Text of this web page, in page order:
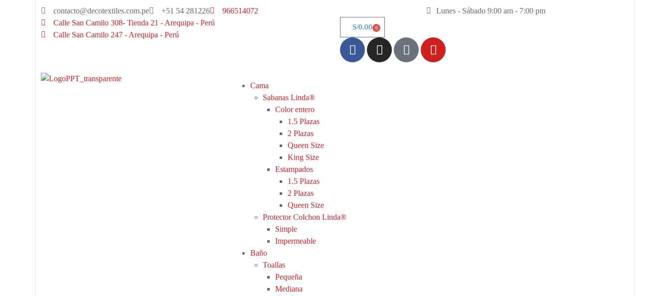
contacto@decotextiles.com.pe +51 54 281226
966514072
Calle San Camilo 308- Tienda 21 - Arequipa - Perú
Calle San Camilo 247 - Arequipa - Perú​
Lunes - Sábado 9:00 am - 7:00 pm
S/0.00 0
Cama
Sabanas Linda®
Color entero
1.5 Plazas
2 Plazas
Queen Size
King Size
Estampados
1.5 Plazas
2 Plazas
Queen Size
Protector Colchon Linda®
Simple
Impermeable
Baño
Toallas
Pequeña
Mediana